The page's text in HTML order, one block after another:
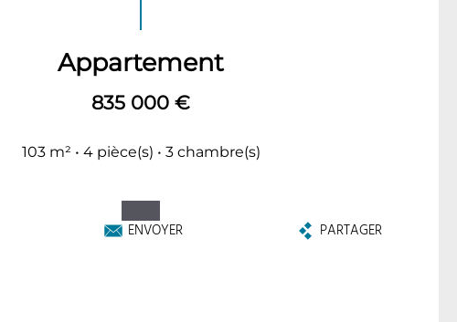
Appartement
835 000 €
103 m² • 4 pièce(s) • 3 chambre(s)
ENVOYER PARTAGER